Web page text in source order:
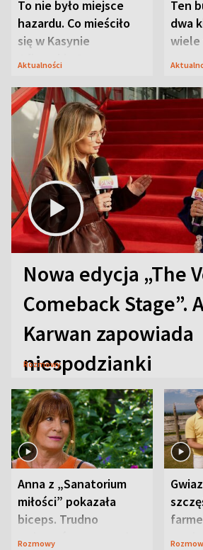
To nie było miejsce
hazardu. Co mieściło
się w Kasynie
Oficerskim?
Aktualności
Ten
dwa
wiele
Nowa edycja „The
Comeback Stage”.
Karwan zapowiada
niespodzianki
Rozmowy
Anna z „Sanatorium
miłości” pokazała
biceps. Trudno
uwierzyć, co przeszła
Rozmowy
swoje